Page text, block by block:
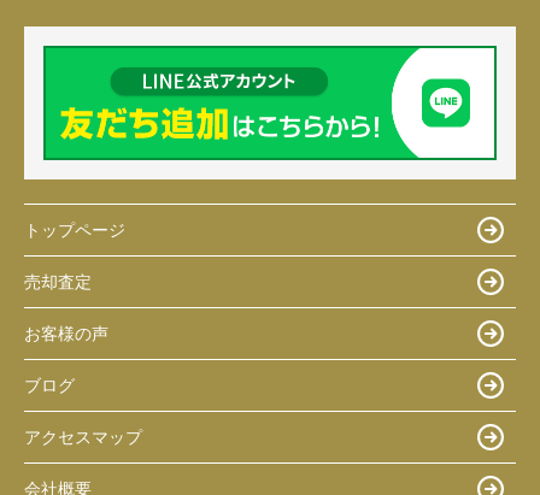
トップページ
売却査定
お客様の声
ブログ
アクセスマップ
会社概要